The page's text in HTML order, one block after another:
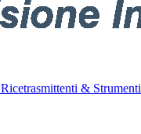
Ricetrasmittenti & Strumenti